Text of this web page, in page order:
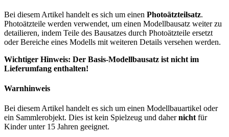
Bei diesem Artikel handelt es sich um einen Photoätzteilsatz.
Photoätzteile werden verwendet, um einen Modellbausatz weiter zu
detailieren, indem Teile des Bausatzes durch Photoätzteile ersetzt
oder Bereiche eines Modells mit weiteren Details versehen werden.
Wichtiger Hinweis: Der Basis-Modellbausatz ist nicht im
Lieferumfang enthalten!
Warnhinweis
Bei diesem Artikel handelt es sich um einen Modellbauartikel oder
ein Sammlerobjekt. Dies ist kein Spielzeug und dahernicht für
Kinder unter 15 Jahren geeignet.